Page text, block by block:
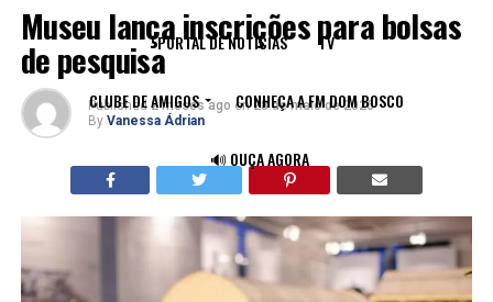
PORTAL DE NOTÍCIAS TV
CLUBE DE AMIGOS CONHEÇA A FM DOM BOSCO
🔊 OUÇA AGORA
Museu lança inscrições para bolsas
de pesquisa
Published 2 meses ago on 28 de maio de 2026
By Vanessa Ádrian